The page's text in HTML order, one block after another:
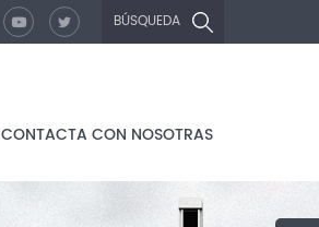
BÚSQUEDA
CONTACTA CON NOSOTRAS